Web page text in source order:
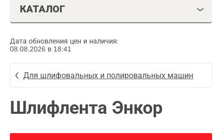
КАТАЛОГ
Дата обновления цен и наличия:
08.08.2026 в 18:41
Для шлифовальных и полировальных машин
Шлифлента Энкор